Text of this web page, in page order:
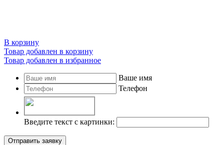
В корзину
Товар добавлен в корзину
Товар добавлен в избранное
Ваше имя
Телефон
Введите текст с картинки:
Отправить заявку